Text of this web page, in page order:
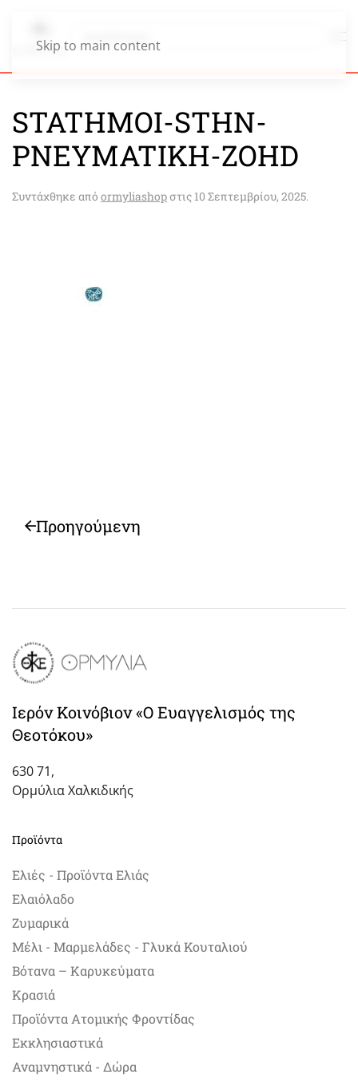
Skip to main content
STATHMOI-STHN-
PNEYMATIKH-ZOHD
Συντάχθηκε από ormyliashopστις 10 Σεπτεμβρίου, 2025.
Προηγούμενη
Ιερόν Κοινόβιον «Ο Ευαγγελισμός της
Θεοτόκου»
630 71,
Ορμύλια Χαλκιδικής
Προϊόντα
Ελιές - Προϊόντα Ελιάς
Ελαιόλαδο
Ζυμαρικά
Μέλι - Μαρμελάδες - Γλυκά Κουταλιού
Βότανα – Καρυκεύματα
Κρασιά
Προϊόντα Ατομικής Φροντίδας
Εκκλησιαστικά
Αναμνηστικά - Δώρα